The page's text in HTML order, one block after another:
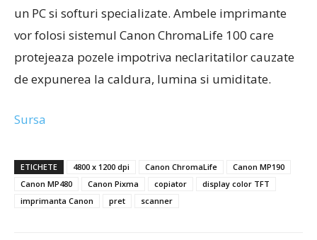
un PC si softuri specializate. Ambele imprimante
vor folosi sistemul Canon ChromaLife 100 care
protejeaza pozele impotriva neclaritatilor cauzate
de expunerea la caldura, lumina si umiditate.
Sursa
ETICHETE 4800 x 1200 dpi Canon ChromaLife
Canon MP190
Canon MP480
Canon Pixma copiator
display color TFT
imprimanta Canon
pret scanner